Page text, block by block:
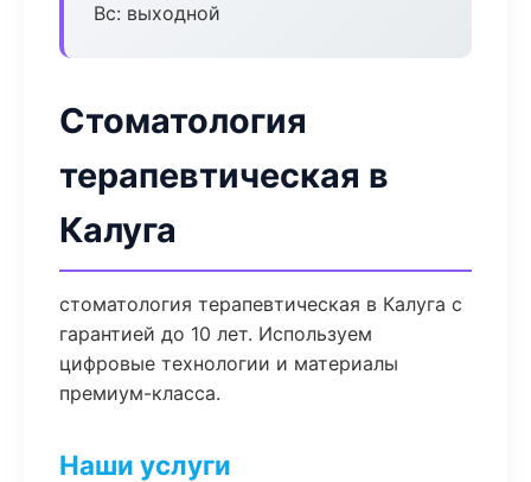
Вс: выходной
Стоматология
терапевтическая в
Калуга
стоматология терапевтическая в Калуга с
гарантией до 10 лет. Используем
цифровые технологии и материалы
премиум-класса.
Наши услуги